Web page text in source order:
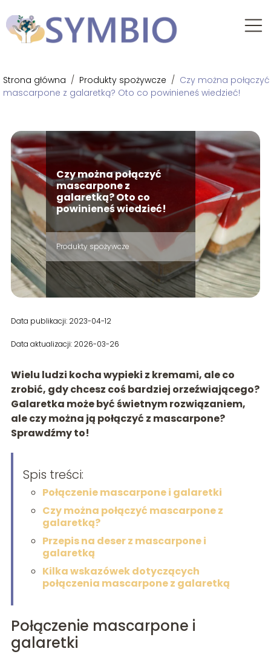
Strona główna / Produkty spożywcze / Czy można połączyć
mascarpone z galaretką? Oto co powinieneś wiedzieć!
Czy można połączyć
mascarpone z
galaretką? Oto co
powinieneś wiedzieć!
Produkty spożywcze
Data publikacji: 2023-04-12
Data aktualizacji: 2026-03-26
Wielu ludzi kocha wypieki z kremami, ale co
zrobić, gdy chcesz coś bardziej orzeźwiającego?
Galaretka może być świetnym rozwiązaniem,
ale czy można ją połączyć z mascarpone?
Sprawdźmy to!
Spis treści:
Połączenie mascarpone i galaretki
Czy można połączyć mascarpone z
galaretką?
Przepis na deser z mascarpone i
galaretką
Kilka wskazówek dotyczących
połączenia mascarpone z galaretką
Połączenie mascarpone i
galaretki